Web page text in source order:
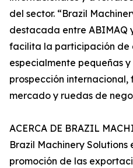
del sector. “Brazil
destacada entre ABIMAQ
facilita la participación de
especialmente pequeñas
prospección
mercado y ruedas de
ACERCA DE BRAZIL
Brazil Machinery Solutions
promoción de las